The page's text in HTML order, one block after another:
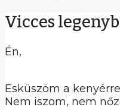
Vicces
Én,
Esküszöm a
Nem iszom, nem